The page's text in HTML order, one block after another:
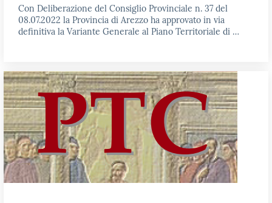
Con Deliberazione del Consiglio Provinciale n. 37 del
08.07.2022 la Provincia di Arezzo ha approvato in via
definitiva la Variante Generale al Piano Territoriale di …